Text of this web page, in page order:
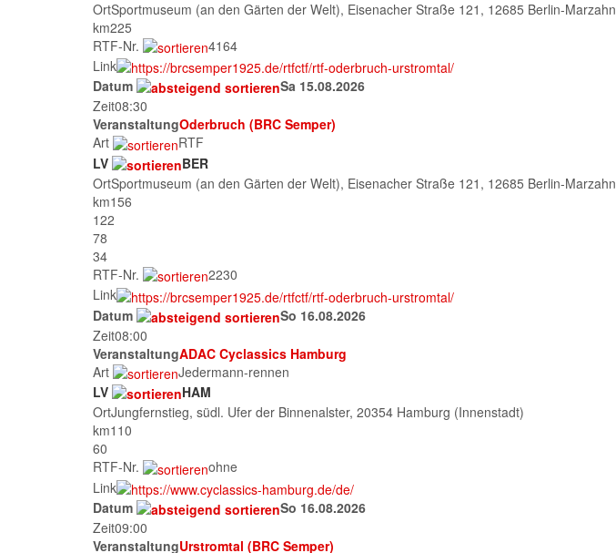
OrtSportmuseum (an den Gärten der Welt), Eisenacher Straße 121, 12685 Berlin-Marzahn
km225
RTF-Nr.
4164
Link
Datum
Sa 15.08.2026
Zeit08:30
VeranstaltungOderbruch (BRC Semper)
Art
RTF
LV
BER
OrtSportmuseum (an den Gärten der Welt), Eisenacher Straße 121, 12685 Berlin-Marzahn
km156
122
78
34
RTF-Nr.
2230
Link
Datum
So 16.08.2026
Zeit08:00
VeranstaltungADAC Cyclassics Hamburg
Art
Jedermann-rennen
LV
HAM
OrtJungfernstieg, südl. Ufer der Binnenalster, 20354 Hamburg (Innenstadt)
km110
60
RTF-Nr.
ohne
Link
Datum
So 16.08.2026
Zeit09:00
VeranstaltungUrstromtal (BRC Semper)